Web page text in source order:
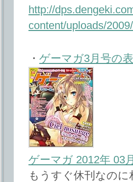
http://
content/uploads/
・ ゲーマガ3月号の
ゲーマガ 2012年 03
もうすぐ休刊なの